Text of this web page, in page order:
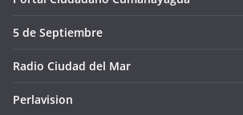
5 de Septiembre
Radio Ciudad del Mar
Perlavision